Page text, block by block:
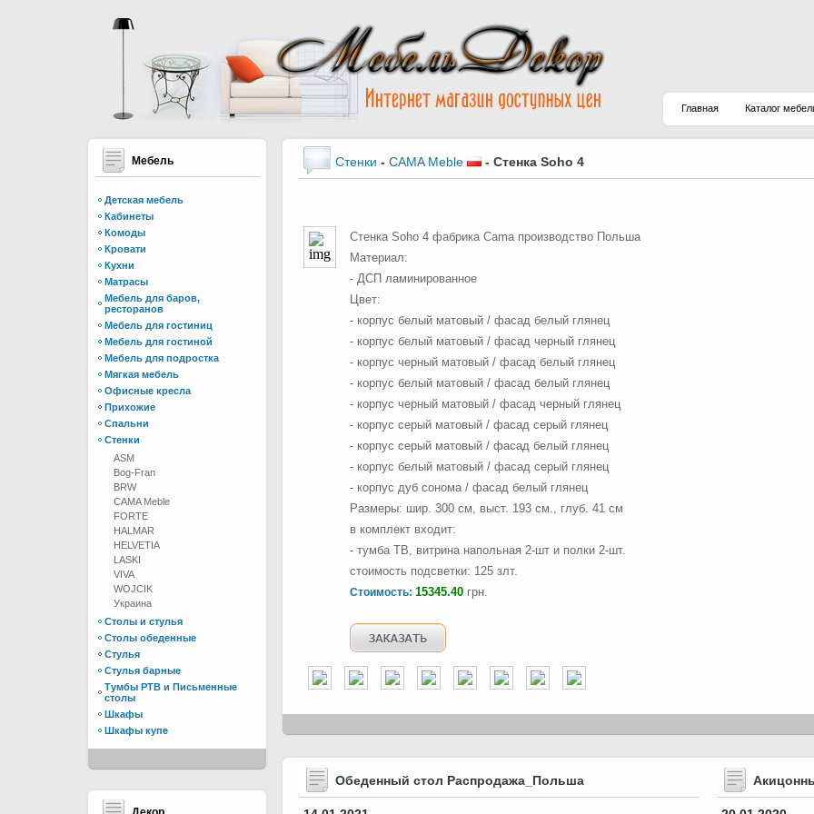
Главная Каталог
Мебель
Детская мебель
Кабинеты
Комоды
Кровати
Кухни
Матрасы
Мебель для баров,
ресторанов
Мебель для гостиниц
Мебель для гостиной
Мебель для подростка
Мягкая мебель
Офисные кресла
Прихожие
Спальни
Стенки
ASM
Bog-Fran
BRW
CAMA Meble
FORTE
HALMAR
HELVETIA
LASKI
VIVA
WOJCIK
Украина
Столы и стулья
Столы обеденные
Стулья
Стулья барные
Тумбы РТВ и Письменные
столы
Шкафы
Шкафы купе
Стенки - CAMA Meble - Стенка Soho 4
Стенка Soho 4 фабрика Cama производство Польша
Материал:
- ДСП ламинированное
Цвет:
- корпус белый матовый / фасад белый глянец
- корпус белый матовый / фасад черный глянец
- корпус черный матовый / фасад белый глянец
- корпус белый матовый / фасад белый глянец
- корпус черный матовый / фасад черный глянец
- корпус серый матовый / фасад серый глянец
- корпус серый матовый / фасад белый глянец
- корпус белый матовый / фасад серый глянец
- корпус дуб сонома / фасад белый глянец
Размеры: шир. 300 см, выст. 193 см., глуб. 41 см
в комплект входит:
- тумба ТВ, витрина напольная 2-шт и полки 2-шт.
стоимость подсветки: 125 злт.
Стоимость: 15345.40 грн.
Обеденный стол Распродажа_Польша